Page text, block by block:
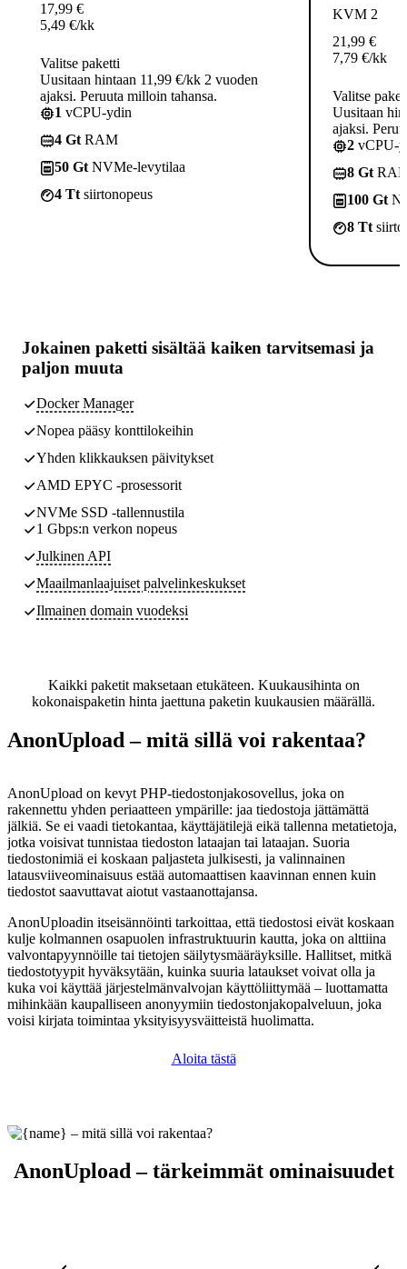
17,99 €
5,49 €/kk
Valitse paketti
Uusitaan hintaan 11,99 €/kk 2 vuoden
ajaksi. Peruuta milloin tahansa.
1 vCPU-ydin
4 Gt RAM
50 Gt NVMe-levytilaa
4 Tt siirtonopeus
KVM 2
21,99 €
7,79 €/kk
Valitse
Uusitaan
ajaksi.
2 vCPU-
8 Gt
100 Gt
8 Tt
Jokainen paketti sisältää kaiken tarvitsemasi ja
paljon muuta
Docker Manager
Nopea pääsy konttilokeihin
Yhden klikkauksen päivitykset
AMD EPYC -prosessorit
NVMe SSD -tallennustila
1 Gbps:n verkon nopeus
Julkinen API
Maailmanlaajuiset palvelinkeskukset
Ilmainen domain vuodeksi
Kaikki paketit maksetaan etukäteen. Kuukausihinta on
kokonaispaketin hinta jaettuna paketin kuukausien määrällä.
AnonUpload – mitä sillä voi rakentaa?
AnonUpload on kevyt PHP-tiedostonjakosovellus, joka on
rakennettu yhden periaatteen ympärille: jaa tiedostoja jättämättä
jälkiä. Se ei vaadi tietokantaa, käyttäjätilejä eikä tallenna metatietoja,
jotka voisivat tunnistaa tiedoston lataajan tai lataajan. Suoria
tiedostonimiä ei koskaan paljasteta julkisesti, ja valinnainen
latausviiveominaisuus estää automaattisen kaavinnan ennen kuin
tiedostot saavuttavat aiotut vastaanottajansa.
AnonUploadin itseisännöinti tarkoittaa, että tiedostosi eivät koskaan
kulje kolmannen osapuolen infrastruktuurin kautta, joka on alttiina
valvontapyynnöille tai tietojen säilytysmääräyksille. Hallitset, mitkä
tiedostotyypit hyväksytään, kuinka suuria lataukset voivat olla ja
kuka voi käyttää järjestelmänvalvojan käyttöliittymää – luottamatta
mihinkään kaupalliseen anonyymiin tiedostonjakopalveluun, joka
voisi kirjata toimintaa yksityisyysväitteistä huolimatta.
Aloita tästä
AnonUpload – tärkeimmät ominaisuudet